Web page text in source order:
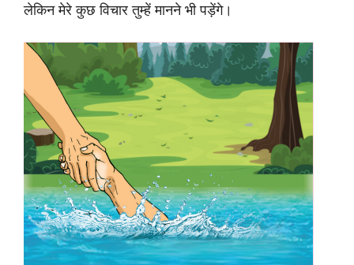
लेकिन मेरे कुछ विचार तुम्हें मानने भी पड़ेंगे।